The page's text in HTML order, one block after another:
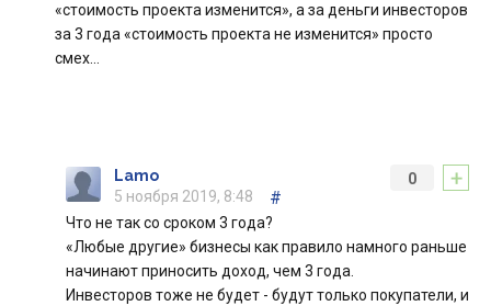
«стоимость проекта изменится», а за деньги инвесторов
за 3 года «стоимость проекта не изменится» просто
смех...
+
0
Lamo
5 ноября 2019, 8:48
#
Что не так со сроком 3 года?
«Любые другие» бизнесы как правило намного раньше
начинают приносить доход, чем 3 года.
Инвесторов тоже не будет - будут только покупатели, и